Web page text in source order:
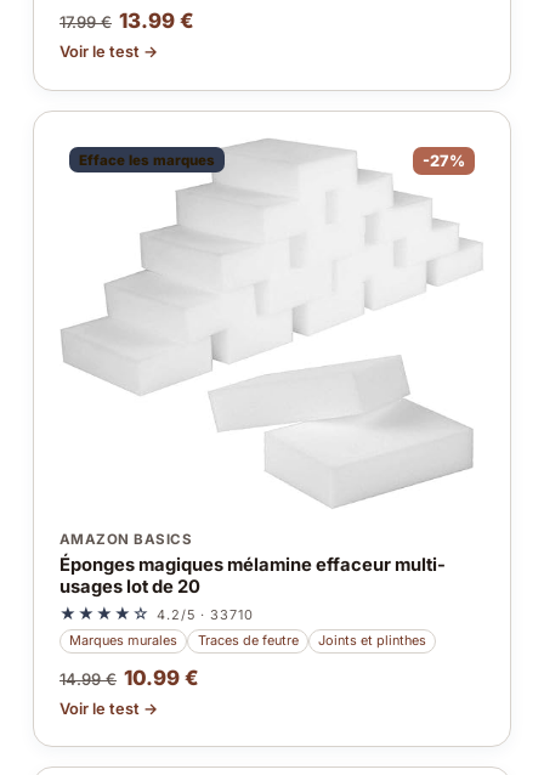
17.99 € 13.99 €
Voir le test →
Efface les marques -27%
AMAZON BASICS
Éponges magiques mélamine effaceur multi-
usages lot de 20
★★★★☆ 4.2/5 · 33710
Marques murales
Traces de feutre Joints et plinthes
14.99 € 10.99 €
Voir le test →